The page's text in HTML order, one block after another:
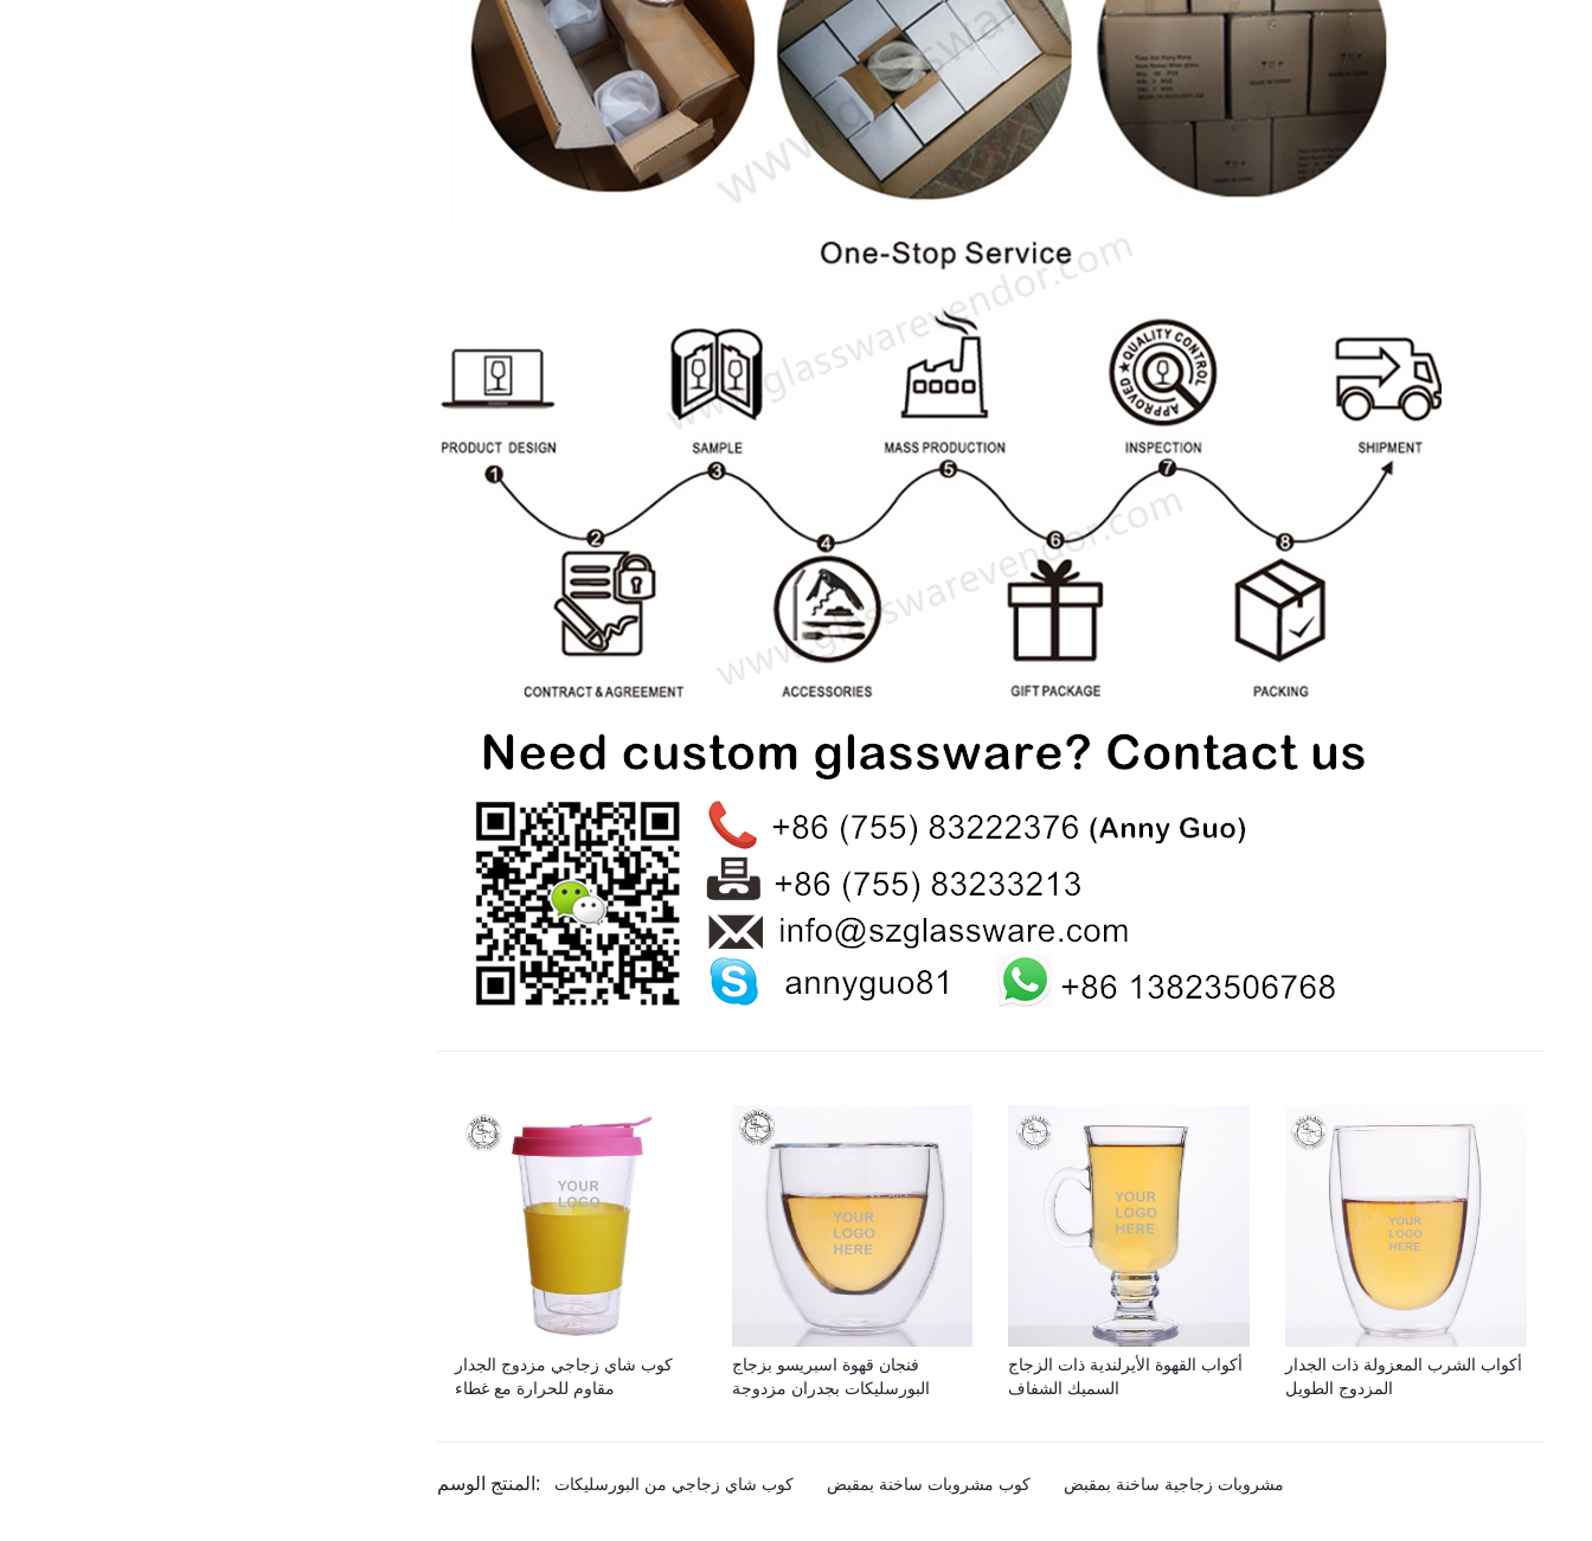
كوب شاي زجاجي مزدوج الجدار
مقاوم للحرارة مع غطاء
فنجان قهوة اسبريسو بزجاج
البورسليكات بجدران مزدوجة
أكواب القهوة الأيرلندية ذات الزجاج
السميك الشفاف
أكواب الشرب المعزولة ذات الجدار
المزدوج الطويل
المنتج الوسم: كوب شاي زجاجي من البورسليكات كوب مشروبات ساخنة بمقبض مشروبات زجاجية ساخنة بمقبض